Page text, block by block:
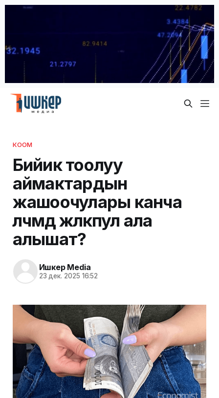
КООМ
Бийик тоолуу
аймактардын
жашоочулары канча
өлчөмдө жөлөкпул ала
алышат?
Ишкер Media
23 дек. 2025 16:52